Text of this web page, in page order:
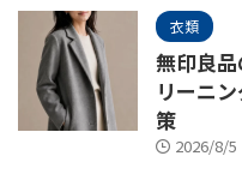
衣類
無印良
リーニ
策
2026/8/5